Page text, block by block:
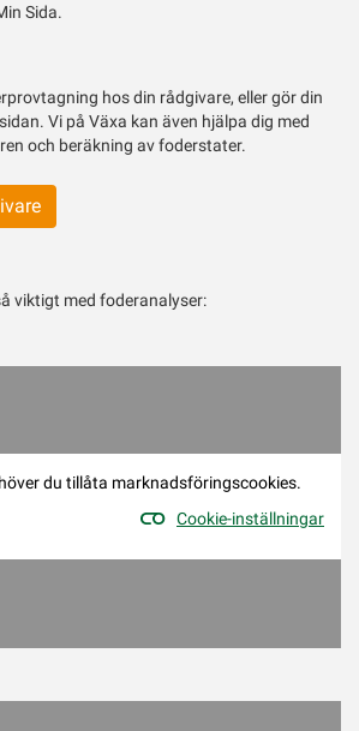
Sida.
hos din rådgivare, eller gör din
Vi på Växa kan även hjälpa dig med
och beräkning av foderstater.
viktigt med foderanalyser:
du tillåta marknadsföringscookies.
Cookie-inställningar